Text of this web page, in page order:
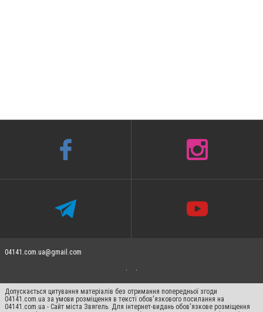
04141.com.ua@gmail.com
Допускається цитування матеріалів без отримання попередньої згоди
04141.com.ua за умови розміщення в тексті обов'язкового посилання на
04141.com.ua - Сайт міста Звягель. Для інтернет-видань обов'язкове розміщення